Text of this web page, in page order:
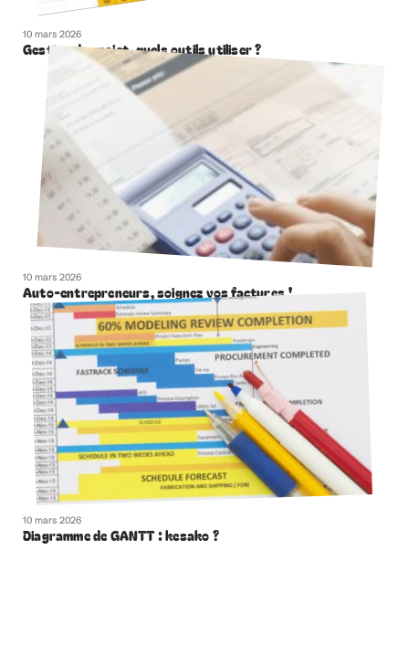
10 mars 2026
Gestion de projet, quels outils utiliser ?
10 mars 2026
Auto-entrepreneurs, soignez vos factures !
10 mars 2026
Diagramme de GANTT : kesako ?